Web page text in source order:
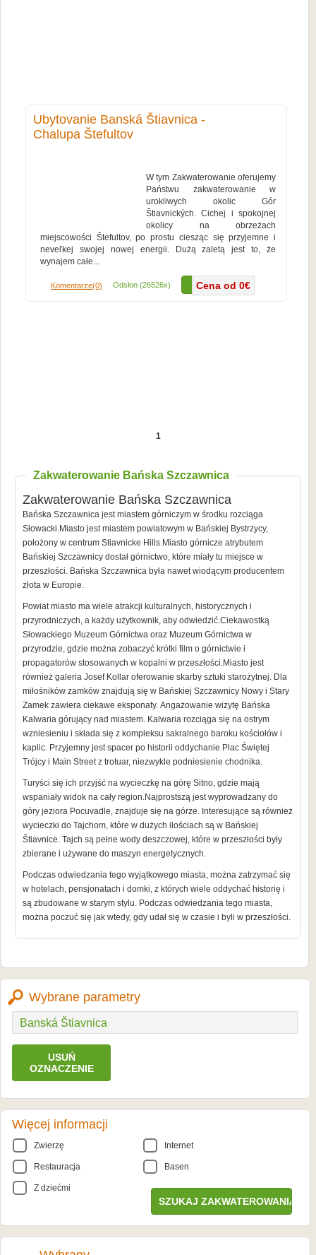
Ubytovanie Banská Štiavnica -
Chalupa Štefultov
Cena od 0€
W tym Zakwaterowanie oferujemy
Państwu zakwaterowanie w
urokliwych okolic Gór
Štiavnických. Cichej i spokojnej
okolicy na obrzeżach
miejscowości Štefultov, po prostu ciesząc się przyjemne i
neveľkej swojej nowej energii. Dużą zaletą jest to, że
wynajem całe...
Komentarze(0) Odsłon (26526x) Więcej...
1
Zakwaterowanie Bańska Szczawnica
Zakwaterowanie Bańska Szczawnica
Bańska Szczawnica jest miastem górniczym w środku rozciąga
Słowacki.Miasto jest miastem powiatowym w Bańskiej Bystrzycy,
położony w centrum Stiavnicke Hills.Miasto górnicze atrybutem
Bańskiej Szczawnicy dostał górnictwo, które miały tu miejsce w
przeszłości. Bańska Szczawnica była nawet wiodącym producentem
złota w Europie.
Powiat miasto ma wiele atrakcji kulturalnych, historycznych i
przyrodniczych, a każdy użytkownik, aby odwiedzić.Ciekawostką
Słowackiego Muzeum Górnictwa oraz Muzeum Górnictwa w
przyrodzie, gdzie można zobaczyć krótki film o górnictwie i
propagatorów stosowanych w kopalni w przeszłości.Miasto jest
również galeria Josef Kollar oferowanie skarby sztuki starożytnej. Dla
miłośników zamków znajdują się w Bańskiej Szczawnicy Nowy i Stary
Zamek zawiera ciekawe eksponaty. Angażowanie wizytę Bańska
Kalwaria górujący nad miastem. Kalwaria rozciąga się na ostrym
wzniesieniu i składa się z kompleksu sakralnego baroku kościołów i
kaplic. Przyjemny jest spacer po historii oddychanie Plac Świętej
Trójcy i Main Street z trotuar, niezwykle podniesienie chodnika.
Turyści się ich przyjść na wycieczkę na górę Sitno, gdzie mają
wspaniały widok na cały region.Najprostszą jest wyprowadzany do
góry jeziora Pocuvadle, znajduje się na górze. Interesujące są również
wycieczki do Tajchom, które w dużych ilościach są w Bańskiej
Štiavnice. Tajch są pełne wody deszczowej, które w przeszłości były
zbierane i używane do maszyn energetycznych.
Podczas odwiedzania tego wyjątkowego miasta, można zatrzymać się
w hotelach, pensjonatach i domki, z których wiele oddychać historię i
są zbudowane w starym stylu. Podczas odwiedzania tego miasta,
można poczuć się jak wtedy, gdy udał się w czasie i byli w przeszłości.
Wybrane parametry
Banská Štiavnica
USUŃ
OZNACZENIE
Więcej informacji
Zwierzę Internet
Restauracja Basen
Z dziećmi